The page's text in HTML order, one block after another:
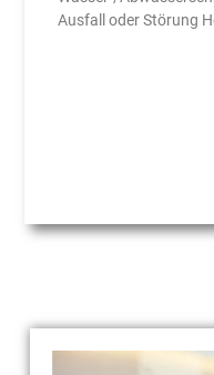
Ausfall oder Störung